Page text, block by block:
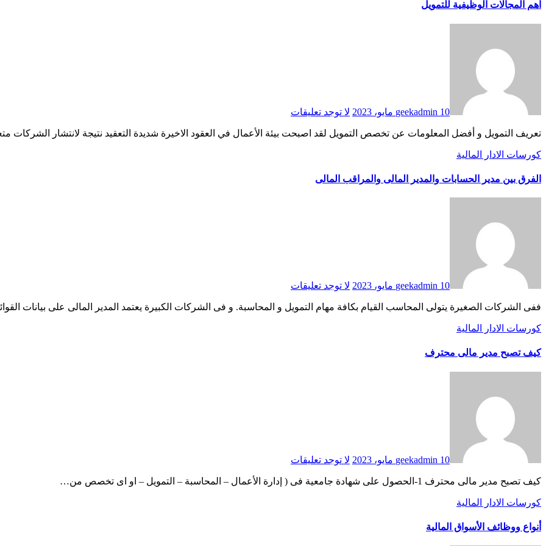
اهم المجالات الوظيفية للتمويل
geekadmin 10 مايو، 2023 لا توجد تعليقات
تعريف التمويل و أفضل المعلومات عن تخصص التمويل لقد اصبحت بيئة الأعمال في العقود الاخيرة شديدة التعقيد نتيجة لانتشار الشركات
كورسات الادار المالية
الفرق بين مدير الحسابات والمدير المالى والمراقب المالى
geekadmin 10 مايو، 2023 لا توجد تعليقات
ففى الشركات الصغيرة يتولى المحاسب القيام بكافة مهام التمويل و المحاسبة. و فى الشركات الكبيرة يعتمد المدير المالى على بيانات
كورسات الادار المالية
كيف تصبح مدير مالى محترف
geekadmin 10 مايو، 2023 لا توجد تعليقات
كيف تصبح مدير مالى محترف 1-الحصول على شهادة جامعية فى ( إدارة الأعمال – المحاسبة – التمويل – او اى تخصص من…
كورسات الادار المالية
أنواع ووظائف الأسواق المالية